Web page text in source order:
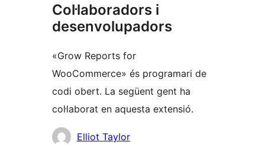
Col·laboradors i
desenvolupadors
«Grow Reports for
WooCommerce» és programari de
codi obert. La següent gent ha
col·laborat en aquesta extensió.
Col·laboradors
Elliot Taylor